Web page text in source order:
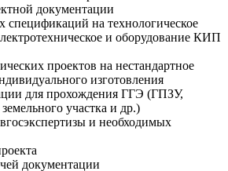
документации
спецификаций на технологическое
и оборудование КИП
проектов на нестандартное
изготовления
для прохождения ГГЭ (ГПЗУ,
участка и др.)
и необходимых
документации